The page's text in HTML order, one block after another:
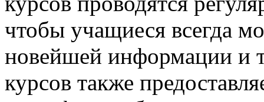
чтобы учащиеся всегда
новейшей информации и
курсов также